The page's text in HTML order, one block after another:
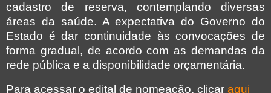
cadastro de reserva, contemplando diversas
áreas da saúde. A expectativa do Governo do
Estado é dar continuidade às convocações de
forma gradual, de acordo com as demandas da
rede pública e a disponibilidade orçamentária.
Para acessar o edital de nomeação, clicar aqui